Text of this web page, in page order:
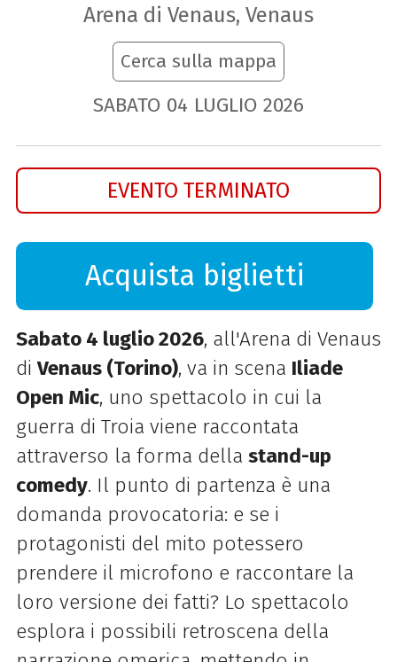
Arena di Venaus, Venaus
Cerca sulla mappa
SABATO 04 LUGLIO 2026
EVENTO TERMINATO
Acquista biglietti
Sabato 4 luglio 2026, all'Arena di Venaus
diVenaus (Torino), va in scena Iliade
Open Mic, uno spettacolo in cui la
guerra di Troia viene raccontata
attraverso la forma della stand-up
comedy. Il punto di partenza è una
domanda provocatoria: e se i
protagonisti del mito potessero
prendere il microfono e raccontare la
loro versione dei fatti? Lo spettacolo
esplora i possibili retroscena della